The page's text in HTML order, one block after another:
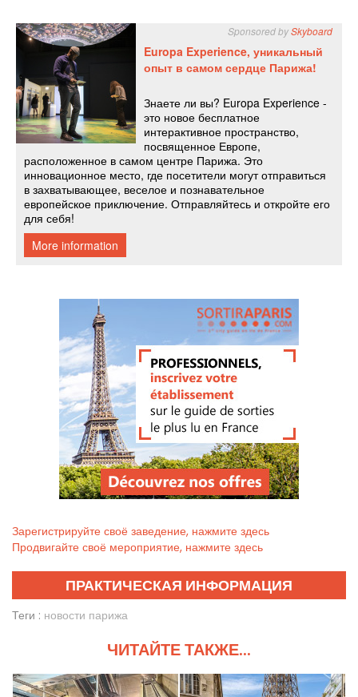
Зарегистрируйте своё заведение, нажмите здесь
Продвигайте своё мероприятие, нажмите здесь
ПРАКТИЧЕСКАЯ ИНФОРМАЦИЯ
Теги : новости парижа
ЧИТАЙТЕ ТАКЖЕ...